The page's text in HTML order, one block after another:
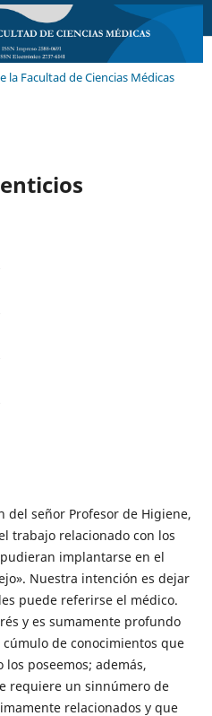
la Facultad de Ciencias Médicas
del señor Profesor de Higiene,
trabajo relacionado con los
implantarse en el
Nuestra intención es dejar
puede referirse el médico.
y es sumamente profundo
de conocimientos que
poseemos; además,
requiere un sinnúmero de
relacionados y que